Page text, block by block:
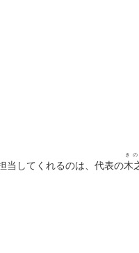
当してくれるのは、代表の木
き